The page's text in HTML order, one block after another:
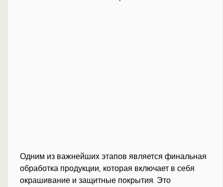
Одним из важнейших этапов является финальная
обработка продукции, которая включает в себя
окрашивание и защитные покрытия. Это